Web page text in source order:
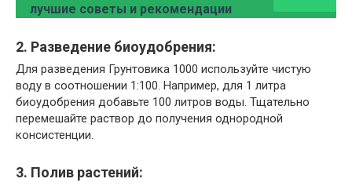
лучшие советы и рекомендации
2. Разведение биоудобрения:
Для разведения Грунтовика 1000 используйте чистую
воду в соотношении 1:100. Например, для 1 литра
биоудобрения добавьте 100 литров воды. Тщательно
перемешайте раствор до получения однородной
консистенции.
3. Полив растений: